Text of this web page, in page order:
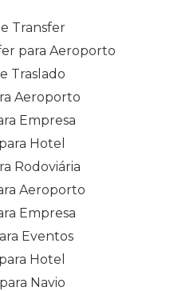
Transfer
para Aeroporto
Traslado
Aeroporto
Empresa
Hotel
Rodoviária
Aeroporto
Empresa
Eventos
Hotel
Navio